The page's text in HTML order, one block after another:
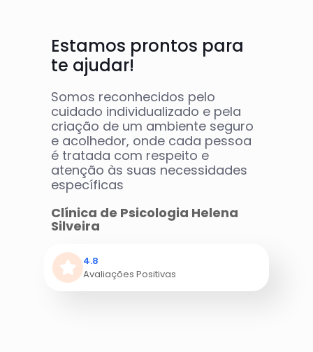
Estamos prontos para
te ajudar!
Somos reconhecidos pelo
cuidado individualizado e pela
criação de um ambiente seguro
e acolhedor, onde cada pessoa
é tratada com respeito e
atenção às suas necessidades
específicas
Clínica de Psicologia Helena
Silveira
4.8
Avaliações Positivas